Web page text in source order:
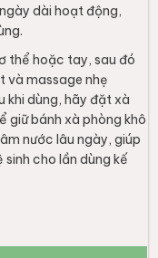
dài hoạt động,
thể hoặc tay, sau đó
và massage nhẹ
khi dùng, hãy đặt xà
giữ bánh xà phòng khô
nước lâu ngày, giúp
cho lần dùng kế